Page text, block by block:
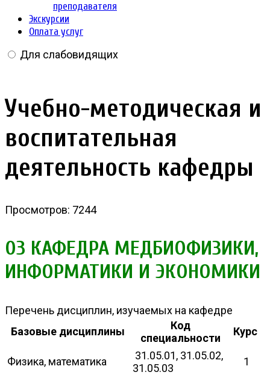
преподавателя
Экскурсии
Оплата услуг
Для слабовидящих
Учебно-методическая и
воспитательная
деятельность кафедры
Просмотров: 7244
03 КАФЕДРА МЕДБИОФИЗИКИ,
ИНФОРМАТИКИ И ЭКОНОМИКИ
Перечень дисциплин, изучаемых на кафедре
Базовые дисциплины
Код
специальности
Курс
Физика, математика
31.05.01, 31.05.02,
31.05.03
1